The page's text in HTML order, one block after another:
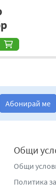
Абонирай ме
Общи
Общи
Политика